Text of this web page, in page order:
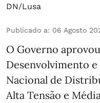
DN/Lusa
Publicado a: 06 Agosto
O Governo
Desenvolvimento
Nacional de
Alta Tensão e